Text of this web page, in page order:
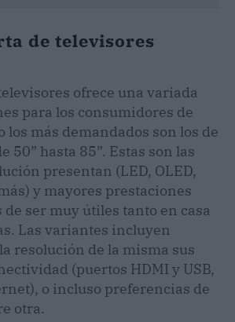
de televisores
ofrece una variada
para los consumidores de
los más demandados son los de
50” hasta 85”. Estas son las
presentan (LED, OLED,
y mayores prestaciones
ser muy útiles tanto en casa
Las variantes incluyen
resolución de la misma sus
(puertos HDMI y USB,
o incluso preferencias de
otra.